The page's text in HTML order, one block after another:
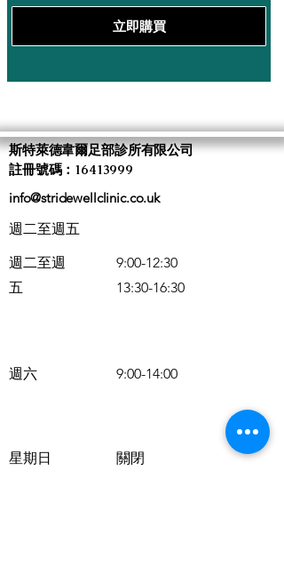
立即購買
斯特萊德韋爾足部診所有限公司
註冊號碼：16413999
info@stridewellclinic.co.uk
週二至週五
週二至週
五
9:00-12:30
13:30-16:30
9:00-14:00
週六
星期日 關閉